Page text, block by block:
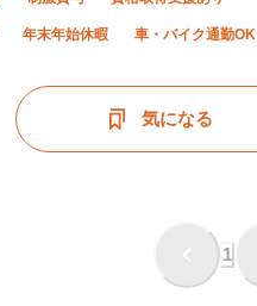
年末年始休暇 車・バイク通勤OK
気になる
1